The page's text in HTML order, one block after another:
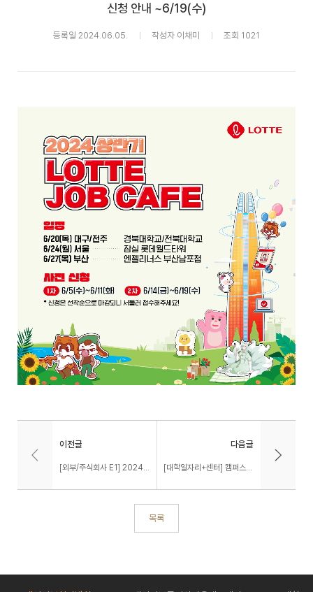
신청 안내 ~6/19(수)
등록일 2024.06.05. 작성자 이채미 조회 1021
이전글 다음글
목록